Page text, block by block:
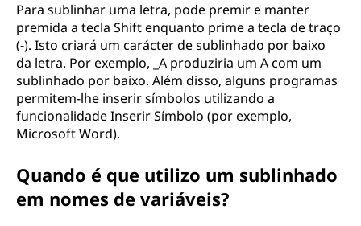
Para sublinhar uma letra, pode premir e manter
premida a tecla Shift enquanto prime a tecla de traço
(-). Isto criará um carácter de sublinhado por baixo
da letra. Por exemplo, _A produziria um A com um
sublinhado por baixo. Além disso, alguns programas
permitem-lhe inserir símbolos utilizando a
funcionalidade Inserir Símbolo (por exemplo,
Microsoft Word).
Quando é que utilizo um sublinhado
em nomes de variáveis?